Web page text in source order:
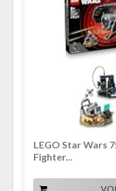
LEGO Star Wars
Fighter...